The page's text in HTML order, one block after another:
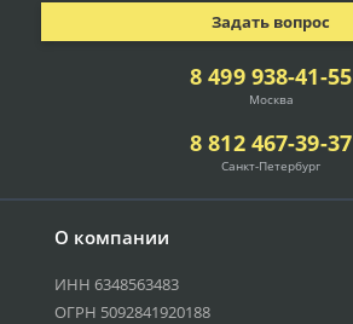
О компании
ИНН 6348563483
ОГРН 5092841920188
8 499 938-41-55
Москва
8 812 467-39-37
Санкт-Петербург
Задать вопрос